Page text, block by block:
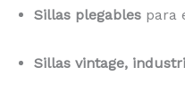
Sillas plegables para
Sillas vintage,